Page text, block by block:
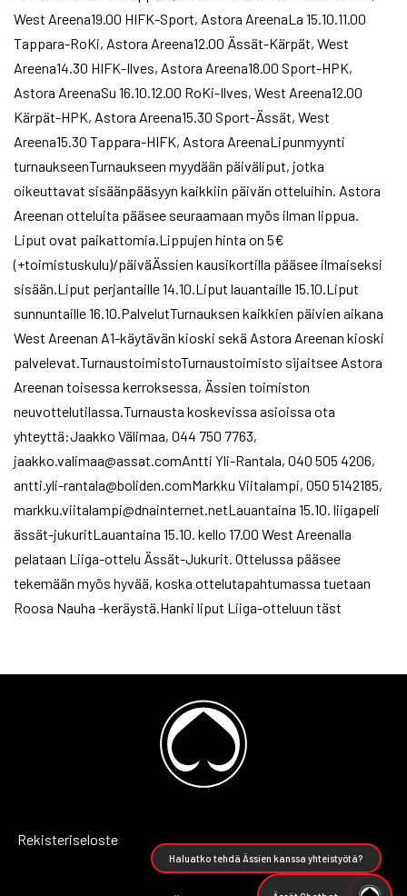
West Areena19.00 HIFK-Sport, Astora AreenaLa 15.10.11.00
Tappara-RoKi, Astora Areena12.00 Ässät-Kärpät, West
Areena14.30 HIFK-Ilves, Astora Areena18.00 Sport-HPK,
Astora AreenaSu 16.10.12.00 RoKi-Ilves, West Areena12.00
Kärpät-HPK, Astora Areena15.30 Sport-Ässät, West
Areena15.30 Tappara-HIFK, Astora AreenaLipunmyynti
turnaukseenTurnaukseen myydään päiväliput, jotka
oikeuttavat sisäänpääsyyn kaikkiin päivän otteluihin. Astora
Areenan otteluita pääsee seuraamaan myös ilman lippua.
Liput ovat paikattomia.Lippujen hinta on 5€
(+toimistuskulu)/päiväÄssien kausikortilla pääsee ilmaiseksi
sisään.Liput perjantaille 14.10.Liput lauantaille 15.10.Liput
sunnuntaille 16.10.PalvelutTurnauksen kaikkien päivien aikana
West Areenan A1-käytävän kioski sekä Astora Areenan kioski
palvelevat.TurnaustoimistoTurnaustoimisto sijaitsee Astora
Areenan toisessa kerroksessa, Ässien toimiston
neuvottelutilassa.Turnausta koskevissa asioissa ota
yhteyttä:Jaakko Välimaa, 044 750 7763,
jaakko.valimaa@assat.comAntti Yli-Rantala, 040 505 4206,
antti.yli-rantala@boliden.comMarkku Viitalampi, 050 5142185,
markku.viitalampi@dnainternet.netLauantaina 15.10. liigapeli
ässät-jukuritLauantaina 15.10. kello 17.00 West Areenalla
pelataan Liiga-ottelu Ässät-Jukurit. Ottelussa pääsee
tekemään myös hyvää, koska ottelutapahtumassa tuetaan
Roosa Nauha -keräystä.Hanki liput Liiga-otteluun täst
Rekisteriseloste
Haluatko tehdä Ässien kanssa yhteistyötä?